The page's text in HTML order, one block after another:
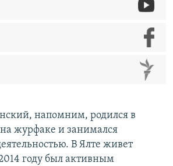
напомним, родился в
журфаке и занимался
В Ялте живет
году был активным